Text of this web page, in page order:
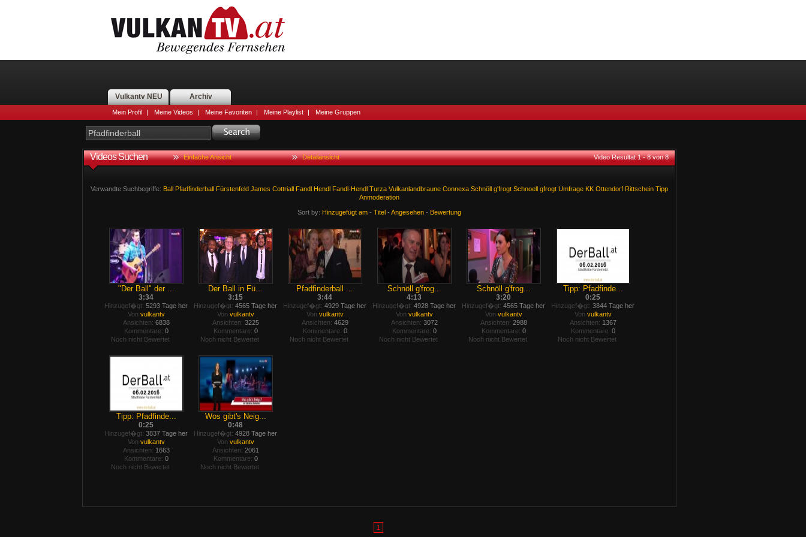
Vulkantv NEU Archiv
Mein Profil | Meine Videos | Meine Favoriten | Meine Playlist | Meine Gruppen
Videos Suchen Einfache Ansicht Detailansicht Video Resultat 1 - 8 von 8
Verwandte Suchbegriffe: Ball Pfadfinderball Fürstenfeld James Cottriall Fandl Hendl Fandl-Hendl Turza Vulkanlandbraune Connexa Schnöll g'frogt Schnoell gfrogt Umfrage KK Ottendorf Rittschein Tipp
Anmoderation
Sort by: Hinzugefügt am - Titel - Angesehen - Bewertung
"Der Ball" der ...
3:34
Hinzugef�gt: 5293 Tage her
Von vulkantv
Ansichten: 6838
Kommentare: 0
Noch nicht Bewertet
Der Ball in Fü...
3:15
Hinzugef�gt: 4565 Tage her
Von vulkantv
Ansichten: 3225
Kommentare: 0
Noch nicht Bewertet
Pfadfinderball ...
3:44
Hinzugef�gt: 4929 Tage her
Von vulkantv
Ansichten: 4629
Kommentare: 0
Noch nicht Bewertet
Schnöll g'frog...
4:13
Hinzugef�gt: 4928 Tage her
Von vulkantv
Ansichten: 3072
Kommentare: 0
Noch nicht Bewertet
Schnöll g'frog...
3:20
Hinzugef�gt: 4565 Tage her
Von vulkantv
Ansichten: 2988
Kommentare: 0
Noch nicht Bewertet
Tipp: Pfadfinde...
0:25
Hinzugef�gt: 3844 Tage her
Von vulkantv
Ansichten: 1367
Kommentare: 0
Noch nicht Bewertet
Tipp: Pfadfinde...
0:25
Hinzugef�gt: 3837 Tage her
Von vulkantv
Ansichten: 1663
Kommentare: 0
Noch nicht Bewertet
Wos gibt's Neig...
0:48
Hinzugef�gt: 4928 Tage her
Von vulkantv
Ansichten: 2061
Kommentare: 0
Noch nicht Bewertet
1